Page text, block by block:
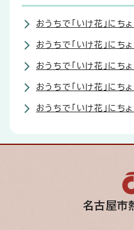
おうちで「いけ花」にち
おうちで「いけ花」にち
おうちで「いけ花」にち
おうちで「いけ花」にち
おうちで「いけ花」にち
名古屋市